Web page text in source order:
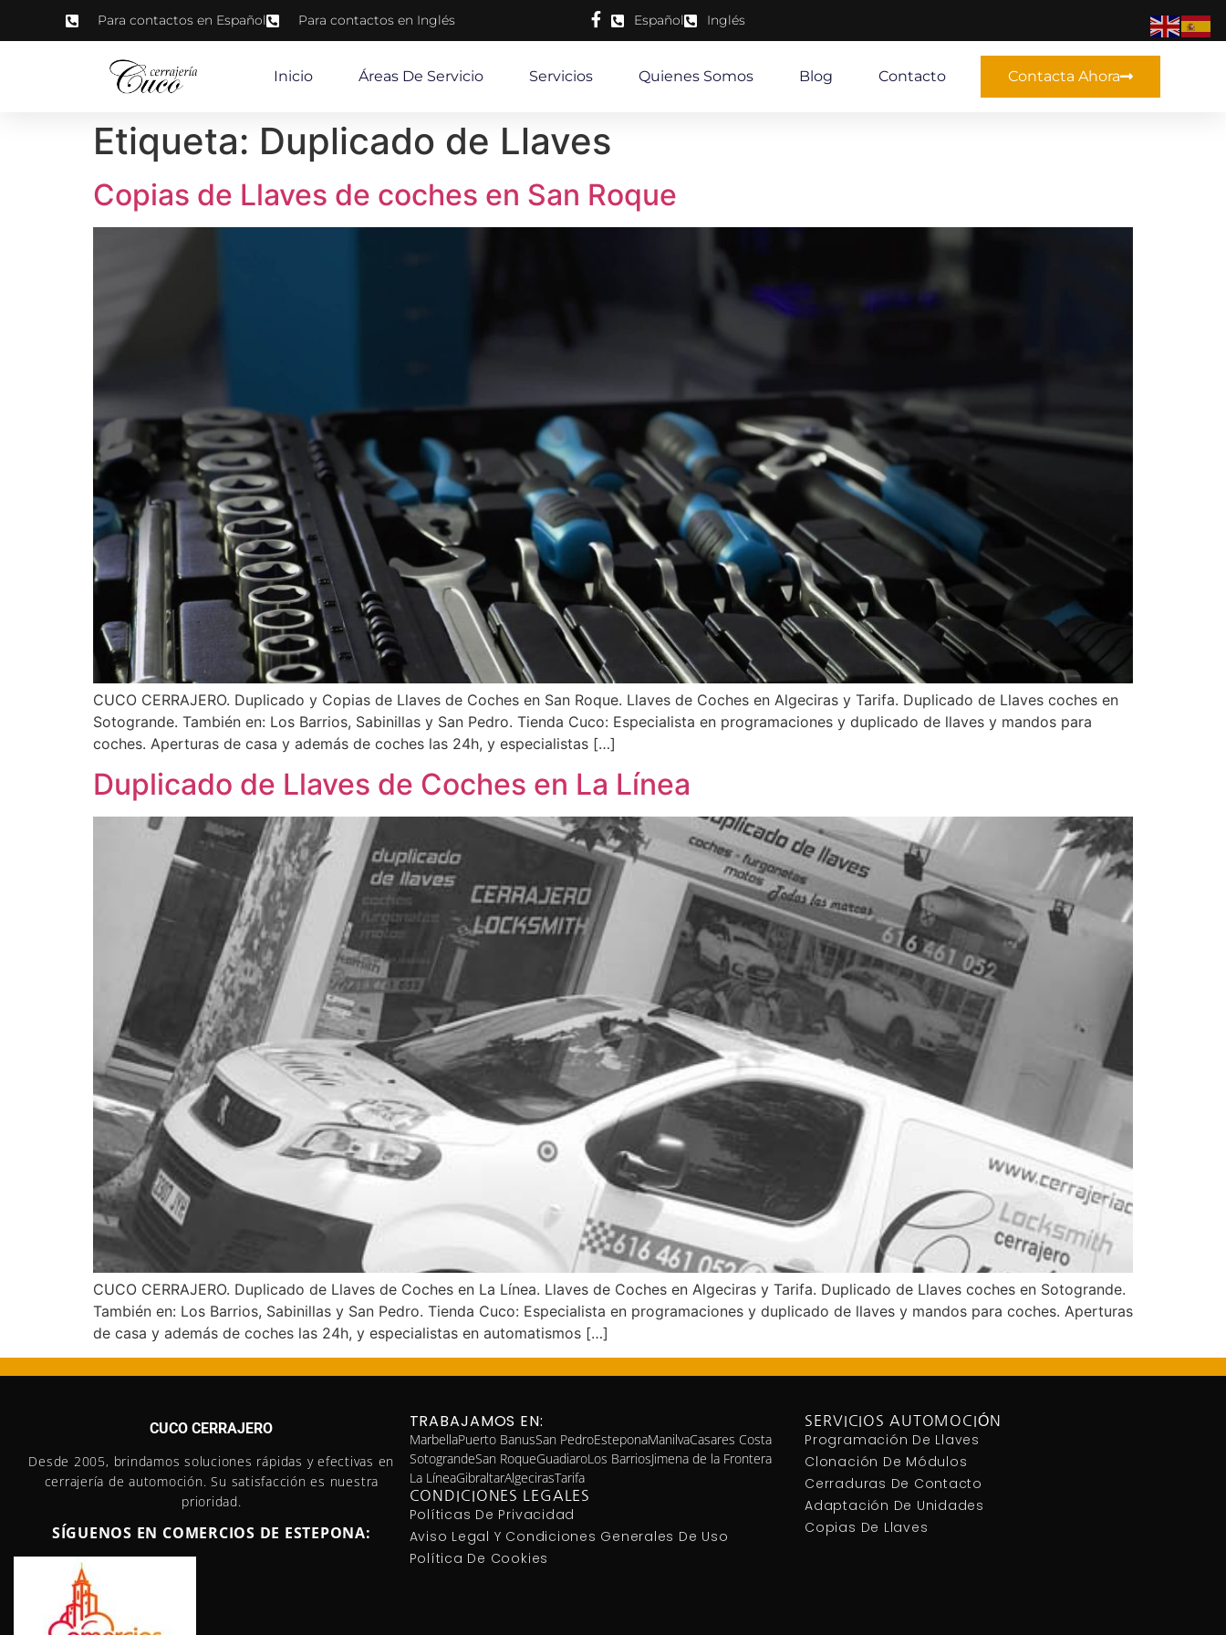
Para contactos en Español Para contactos en Inglés Español Inglés
Inicio Áreas De Servicio Servicios Quienes Somos Blog Contacto Contacta Ahora
Etiqueta: Duplicado de Llaves
Copias de Llaves de coches en San Roque
CUCO CERRAJERO. Duplicado y Copias de Llaves de Coches en San Roque. Llaves de Coches en Algeciras y Tarifa. Duplicado de Llaves coches en
Sotogrande. También en: Los Barrios, Sabinillas y San Pedro. Tienda Cuco: Especialista en programaciones y duplicado de llaves y mandos para
coches. Aperturas de casa y además de coches las 24h, y especialistas […]
Duplicado de Llaves de Coches en La Línea
CUCO CERRAJERO. Duplicado de Llaves de Coches en La Línea. Llaves de Coches en Algeciras y Tarifa. Duplicado de Llaves coches en Sotogrande.
También en: Los Barrios, Sabinillas y San Pedro. Tienda Cuco: Especialista en programaciones y duplicado de llaves y mandos para coches. Aperturas
de casa y además de coches las 24h, y especialistas en automatismos […]
CUCO CERRAJERO
Desde 2005, brindamos soluciones rápidas y efectivas en
cerrajería de automoción. Su satisfacción es nuestra
prioridad.
SÍGUENOS EN COMERCIOS DE ESTEPONA:
TRABAJAMOS EN:
MarbellaPuerto BanusSan PedroEsteponaManilvaCasares Costa
SotograndeSan RoqueGuadiaroLos BarriosJimena de la Frontera
La LíneaGibraltarAlgecirasTarifa
CONDICIONES LEGALES
Políticas De Privacidad
Aviso Legal Y Condiciones Generales De Uso
Política De Cookies
SERVICIOS AUTOMOCIÓN
Programación De Llaves
Clonación De Módulos
Cerraduras De Contacto
Adaptación De Unidades
Copias De Llaves